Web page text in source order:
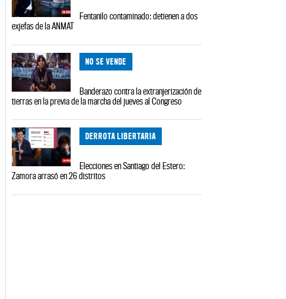
Fentanilo contaminado: detienen a dos
exjefas de la ANMAT
NO SE VENDE
Banderazo contra la extranjerización de
tierras en la previa de la marcha del jueves al Congreso
DERROTA LIBERTARIA
Elecciones en Santiago del Estero:
Zamora arrasó en 26 distritos